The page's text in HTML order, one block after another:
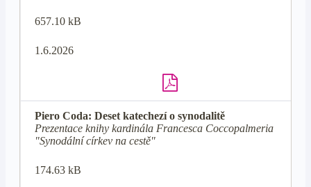
657.10 kB
1.6.2026
Piero Coda: Deset katechezí o synodalitě
Prezentace knihy kardinála Francesca Coccopalmeria
"Synodální církev na cestě"
174.63 kB